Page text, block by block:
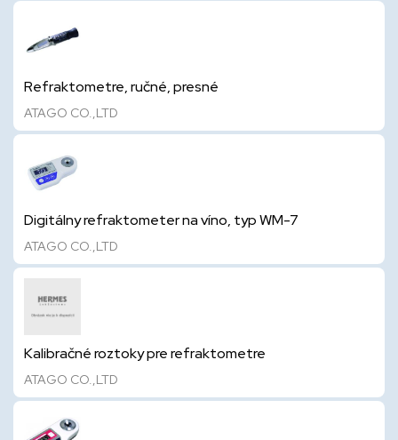
Refraktometre, ručné, presné
ATAGO CO.,LTD
Digitálny refraktometer na víno, typ WM-7
ATAGO CO.,LTD
Kalibračné roztoky pre refraktometre
ATAGO CO.,LTD